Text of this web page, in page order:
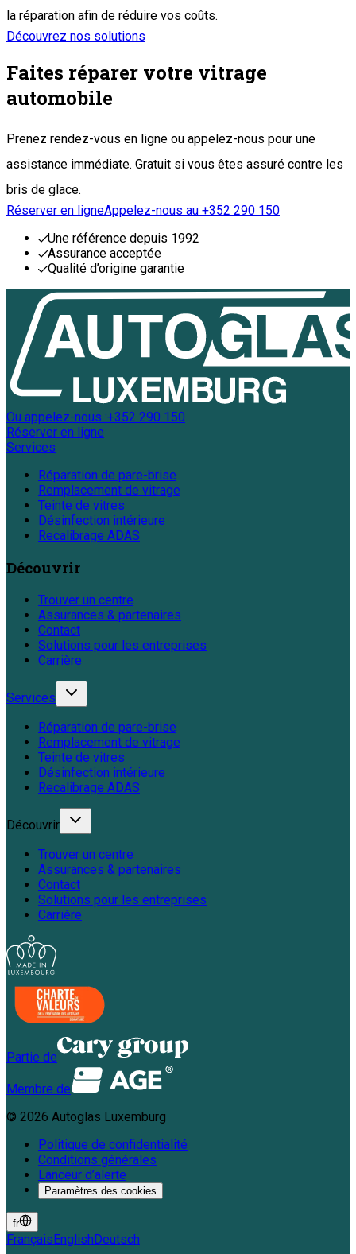
la réparation afin de réduire vos coûts.
Découvrez nos solutions
Faites réparer votre vitrage
automobile
Prenez rendez-vous en ligne ou appelez-nous pour une
assistance immédiate. Gratuit si vous êtes assuré contre les
bris de glace.
Réserver en ligneAppelez-nous au +352 290 150
Une référence depuis 1992
Assurance acceptée
Qualité d’origine garantie
Ou appelez-nous :+352 290 150
Réserver en ligne
Services
Réparation de pare-brise
Remplacement de vitrage
Teinte de vitres
Désinfection intérieure
Recalibrage ADAS
Découvrir
Trouver un centre
Assurances & partenaires
Contact
Solutions pour les entreprises
Carrière
Services
Réparation de pare-brise
Remplacement de vitrage
Teinte de vitres
Désinfection intérieure
Recalibrage ADAS
Découvrir
Trouver un centre
Assurances & partenaires
Contact
Solutions pour les entreprises
Carrière
Partie de
Membre de
© 2026 Autoglas Luxemburg
Politique de confidentialité
Conditions générales
Lanceur d’alerte
Paramètres des cookies
fr
FrançaisEnglishDeutsch